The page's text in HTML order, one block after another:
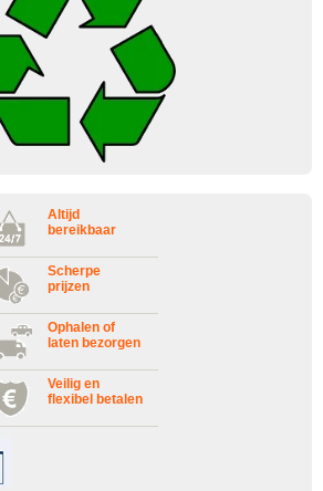
Altijd
bereikbaar
Scherpe
prijzen
Ophalen of
laten bezorgen
Veilig en
flexibel betalen